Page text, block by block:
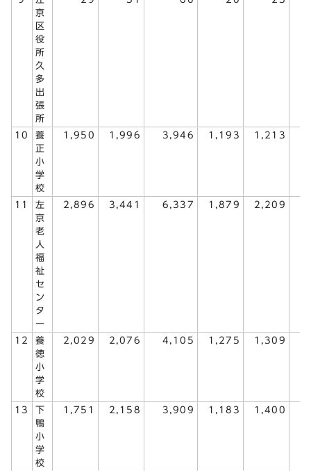
京
区
役
所
久
多
出
張
所
10
養
正
小
学
校
1,950 1,996 3,946 1,193 1,213
11
左
京
老
人
福
祉
セ
ン
タ
ー
2,896 3,441 6,337 1,879 2,209
12
養
徳
小
学
校
2,029 2,076 4,105 1,275 1,309
13
下
鴨
小
学
校
1,751 2,158 3,909 1,183 1,400